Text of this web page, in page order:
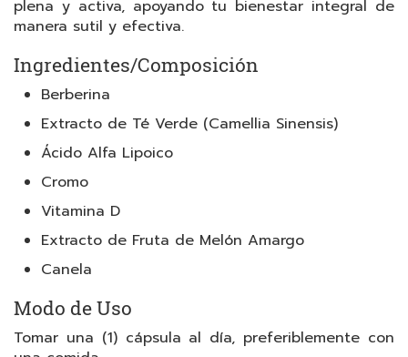
plena y activa, apoyando tu bienestar integral de
manera sutil y efectiva.
Ingredientes/Composición
Berberina
Extracto de Té Verde (Camellia Sinensis)
Ácido Alfa Lipoico
Cromo
Vitamina D
Extracto de Fruta de Melón Amargo
Canela
Modo de Uso
Tomar una (1) cápsula al día, preferiblemente con